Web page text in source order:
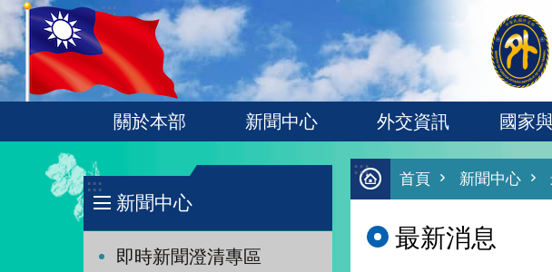
跳到主要內容區塊
:::
關於本部 新聞中心 外交資訊 國家
:::
新聞中心
即時新聞澄清專區
:::
首頁 新聞中心
最新消息